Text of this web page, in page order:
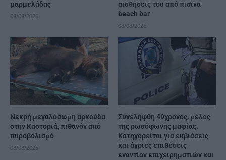
μαρμελάδας
08/08/2026
αισθήσεις του από πισίνα
beach bar
08/08/2026
Νεκρή μεγαλόσωμη αρκούδα
στην Καστοριά, πιθανόν από
πυροβολισμό
08/08/2026
Συνελήφθη 49χρονος, μέλος
της ρωσόφωνης μαφίας.
Κατηγορείται για εκβιάσεις
και άγριες επιθέσεις
εναντίον επιχειρηματιών και